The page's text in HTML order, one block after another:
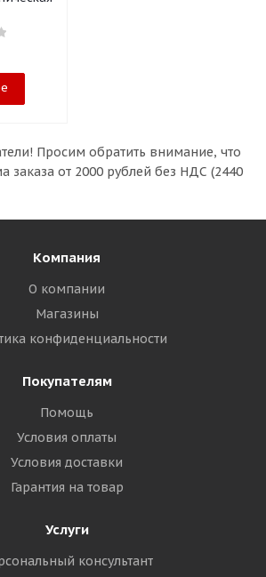
Просим обратить внимание, что
заказа от 2000 рублей без НДС (2440
Компания
О компании
Магазины
конфиденциальности
Покупателям
Помощь
Условия оплаты
Условия доставки
Гарантия на товар
Услуги
консультант